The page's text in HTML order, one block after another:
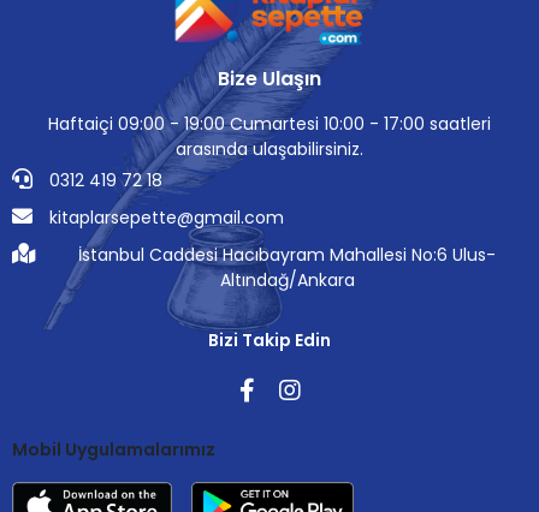
Bize Ulaşın
Haftaiçi 09:00 - 19:00 Cumartesi 10:00 - 17:00 saatleri
arasında ulaşabilirsiniz.
0312 419 72 18
kitaplarsepette@gmail.com
İstanbul Caddesi Hacıbayram Mahallesi No:6 Ulus-
Altındağ/Ankara
Bizi Takip Edin
Mobil Uygulamalarımız